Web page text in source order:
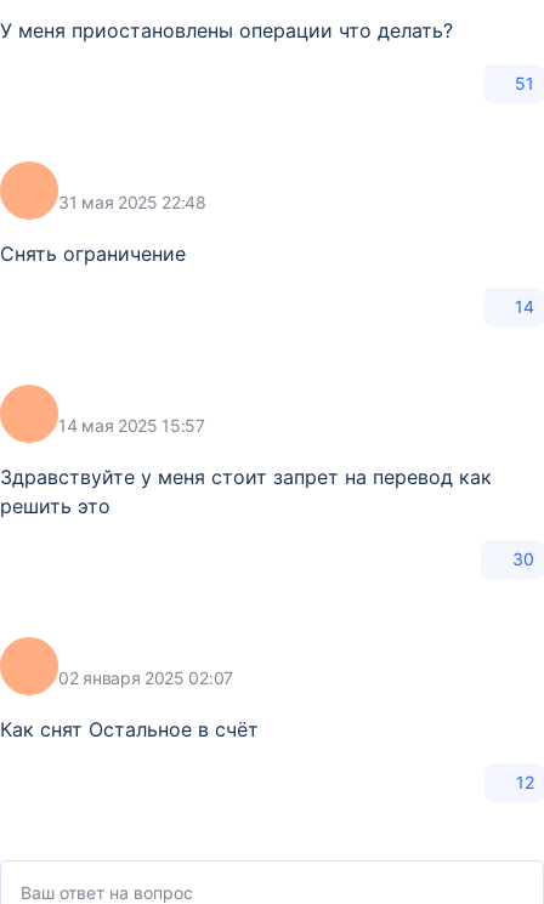
У меня приостановлены операции что делать?
51
31 мая 2025 22:48
Снять ограничение
14
14 мая 2025 15:57
Здравствуйте у меня стоит запрет на перевод как
решить это
30
02 января 2025 02:07
Как снят Остальное в счёт
12